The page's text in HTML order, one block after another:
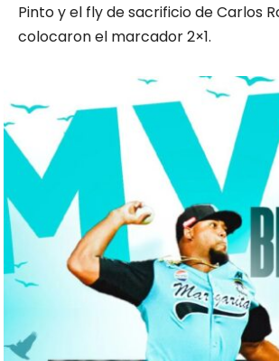
Pinto y el fly de sacrificio de Carlos
colocaron el marcador 2×1.